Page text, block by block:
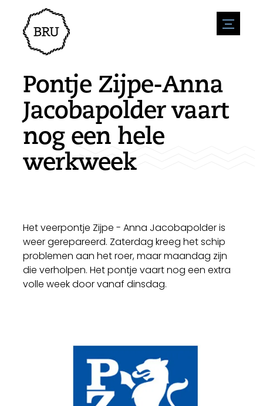
menu
Agenda
Evenement aanmelden
Overnachting
Natuur en water
Sport
Bezienswaardigheden
Historie
Bereikbaarheid
Parkeren
Leefomgeving
Ondernemen
Vacatures
Vacature plaatsen
Bedrijven
Nieuwsoverzicht
Stuur een nieuwsbericht in
Pontje Zijpe-Anna
Jacobapolder vaart
nog een hele
werkweek
Het veerpontje Zijpe - Anna Jacobapolder is
weer gerepareerd. Zaterdag kreeg het schip
problemen aan het roer, maar maandag zijn
die verholpen. Het pontje vaart nog een extra
volle week door vanaf dinsdag.